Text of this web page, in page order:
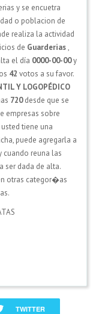
y se encuetra
o poblacion de
realiza la actividad
de Guarderias,
el día 0000-00-00y
42 votos a su favor.
Y LOGOPÉDICO
720desde que se
empresas sobre
usted tiene una
puede agregarla a
cuando reuna las
ser dada de alta.
otras categor�as
TWITTER